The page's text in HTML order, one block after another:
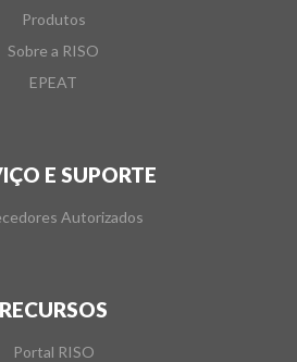
Produtos
Sobre a RISO
EPEAT
E SUPORTE
Autorizados
RECURSOS
Portal RISO